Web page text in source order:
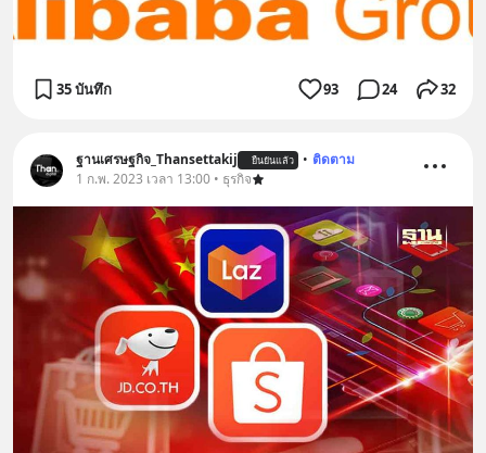
35 บันทึก 93 24 32
ฐานเศรษฐกิจ_Thansettakij ยืนยันแล้ว • ติดตาม
1 ก.พ. 2023 เวลา 13:00 • ธุรกิจ